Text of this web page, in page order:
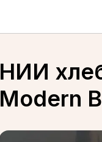
НИИ
Modern